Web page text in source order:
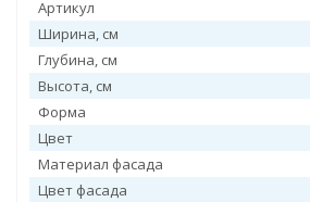
Артикул
Ширина, см
Глубина, см
Высота, см
Форма
Цвет
Материал фасада
Цвет фасада